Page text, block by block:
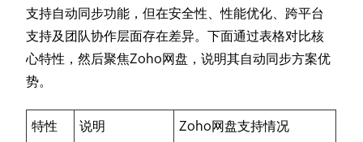
支持自动同步功能，但在安全性、性能优化、跨平台
支持及团队协作层面存在差异。下面通过表格对比核
心特性，然后聚焦Zoho网盘，说明其自动同步方案优
势。
特性 说明 Zoho网盘支持情况